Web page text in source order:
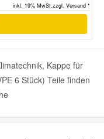
inkl. 19% MwSt.zzgl. Versand *
Kappe für
6 Stück) Teile finden